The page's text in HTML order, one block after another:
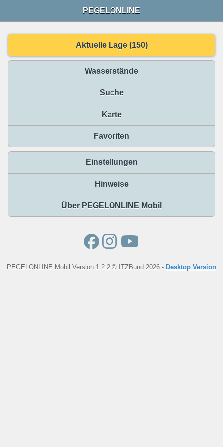
PEGELONLINE
Aktuelle Lage (150)
Wasserstände
Suche
Karte
Favoriten
Einstellungen
Hinweise
Über PEGELONLINE Mobil
PEGELONLINE Mobil Version 1.2.2 © ITZBund 2026 - Desktop Version